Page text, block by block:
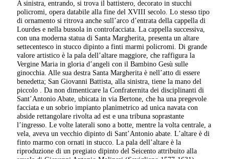
A sinistra, entrando, si trova il battistero, decorato in stucchi
policromi, opera databile alla fine del XVIII secolo. Lo stesso tipo
di ornamento si ritrova anche sull’arco d’entrata della cappella di
Lourdes e nella bussola in controfacciata. La cappella successiva,
con una moderna statua di Santa Margherita, presenta un altare
settecentesco in stucco dipinto a finti marmi policromi. Di grande
valore artistico è la pala dell’altare maggiore, che raffigura la
Vergine Maria in gloria d’angeli con il Bambino Gesù sulle
ginocchia. Alle sua destra Santa Margherita è nell’atto di essere
benedetta; San Giovanni Battista, alla sinistra, tiene la mano del
piccolo . Da non dimenticare la Confraternita dei disciplinanti di
Sant’Antonio Abate, ubicata in via Bertone, che ha una pregevole
facciata e un sobrio impianto planimetrico ad unica navata con
abside rettangolare rivolta ad est e una tribuna soprastante
l’ingresso. Le volte laterali sono a botte, mentre la volta centrale, a
vela, aveva un vecchio dipinto di Sant’Antonio abate. L’altare è di
finto marmo con ornati in stucco. La pala dell’altare è la
riproduzione di un pregiato dipinto del Seicento attribuito alla